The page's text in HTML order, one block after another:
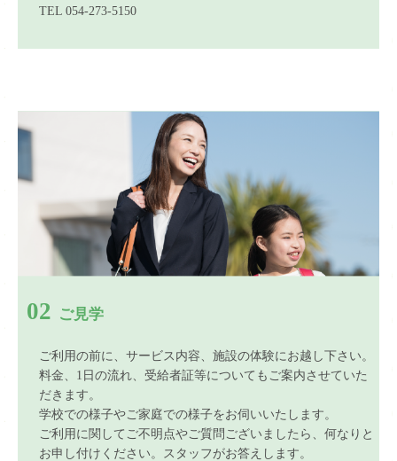
TEL 054-273-5150
02 ご見学
ご利用の前に、サービス内容、施設の体験にお越し下さい。
料金、1日の流れ、受給者証等についてもご案内させていた
だきます。
学校での様子やご家庭での様子をお伺いいたします。
ご利用に関してご不明点やご質問ございましたら、何なりと
お申し付けください。スタッフがお答えします。